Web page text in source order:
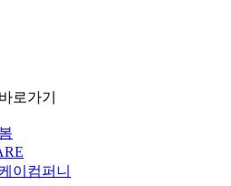
로가기
이컴퍼니